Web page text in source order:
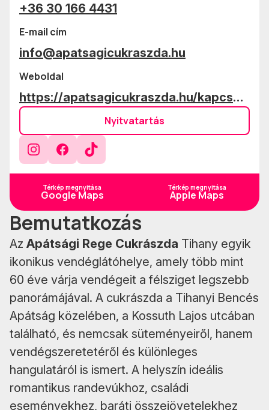
+36 30 166 4431
E-mail cím
info@apatsagicukraszda.hu
Weboldal
https://apatsagicukraszda.hu/kapcsolat
Nyitvatartás
Térkép megnyitása
Google Maps
Térkép megnyitása
Apple Maps
Bemutatkozás
Az Apátsági Rege Cukrászda Tihany egyik
ikonikus vendéglátóhelye, amely több mint
60 éve várja vendégeit a félsziget legszebb
panorámájával. A cukrászda a Tihanyi Bencés
Apátság közelében, a Kossuth Lajos utcában
található, és nemcsak süteményeiről, hanem
vendégszeretetéről és különleges
hangulatáról is ismert. A helyszín ideális
romantikus randevúkhoz, családi
eseményekhez, baráti összejövetelekhez